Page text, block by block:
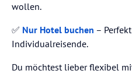
wollen.
✅ Nur Hotel buchen –
Individualreisende.
Du möchtest lieber flexibel